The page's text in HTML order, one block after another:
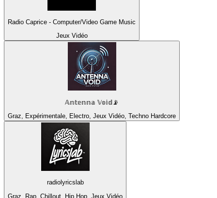
Radio Caprice - Computer/Video Game Music
Jeux Vidéo
𝔸𝕟𝕥𝕖𝕟𝕟𝕒 𝕍𝕠𝕚𝕕📡
Graz, Expérimentale, Electro, Jeux Vidéo, Techno Hardcore
radiolyricslab
Graz, Rap, Chillout, Hip Hop, Jeux Vidéo